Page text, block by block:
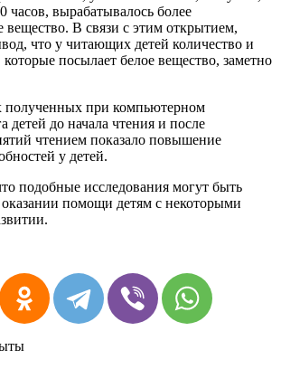
часов, вырабатывалось более
вещество. В связи с этим открытием,
что у читающих детей количество и
которые посылает белое вещество, заметно
полученных при компьютерном
детей до начала чтения и после
чтением показало повышение
у детей.
подобные исследования могут быть
помощи детям с некоторыми